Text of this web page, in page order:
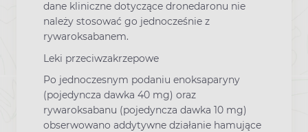
dane kliniczne dotyczące dronedaronu nie
należy stosować go jednocześnie z
rywaroksabanem.
Leki przeciwzakrzepowe
Po jednoczesnym podaniu enoksaparyny
(pojedyncza dawka 40 mg) oraz
rywaroksabanu (pojedyncza dawka 10 mg)
obserwowano addytywne działanie hamujące